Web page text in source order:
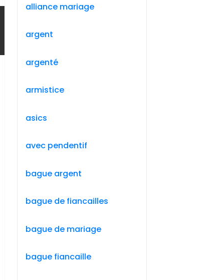
alliance mariage
argent
argenté
armistice
asics
avec pendentif
bague argent
bague de fiancailles
bague de mariage
bague fiancaille